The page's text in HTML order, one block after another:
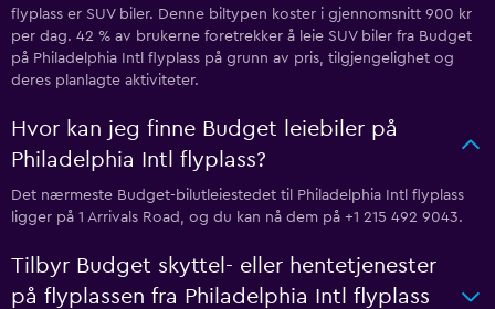
flyplass er SUV biler. Denne biltypen koster i gjennomsnitt 900 kr
per dag. 42 % av brukerne foretrekker å leie SUV biler fra Budget
på Philadelphia Intl flyplass på grunn av pris, tilgjengelighet og
deres planlagte aktiviteter.
Hvor kan jeg finne Budget leiebiler på
Philadelphia Intl flyplass?
Det nærmeste Budget-bilutleiestedet til Philadelphia Intl flyplass
ligger på 1 Arrivals Road, og du kan nå dem på +1 215 492 9043.
Tilbyr Budget skyttel- eller hentetjenester
på flyplassen fra Philadelphia Intl flyplass